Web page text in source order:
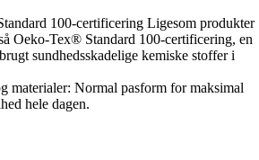
100-certificering Ligesom produkter
Oeko-Tex® Standard 100-certificering, en
sundhedsskadelige kemiske stoffer i
materialer: Normal pasform for maksimal
hele dagen.